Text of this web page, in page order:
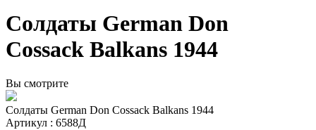
Солдаты German Don
Cossack Balkans 1944
Вы смотрите
Солдаты German Don Cossack Balkans 1944
Артикул : 6588Д